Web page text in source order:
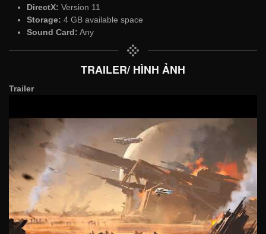
DirectX: Version 11
Storage: 4 GB available space
Sound Card: Any
TRAILER/ HÌNH ẢNH
Trailer